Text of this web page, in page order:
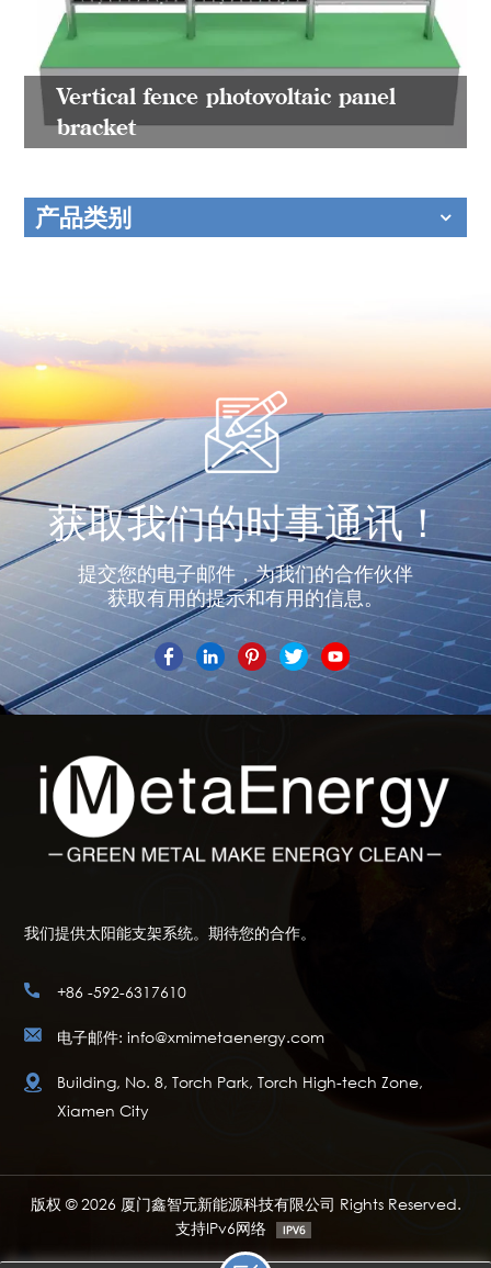
Vertical fence photovoltaic panel
bracket
产品类别
获取我们的时事通讯！
提交您的电子邮件，为我们的合作伙伴
获取有用的提示和有用的信息。
我们提供太阳能支架系统。期待您的合作。
+86 -592-6317610
电子邮件: info@xmimetaenergy.com
Building, No. 8, Torch Park, Torch High-tech Zone,
Xiamen City
版权 © 2026 厦门鑫智元新能源科技有限公司 Rights Reserved.
支持IPv6网络